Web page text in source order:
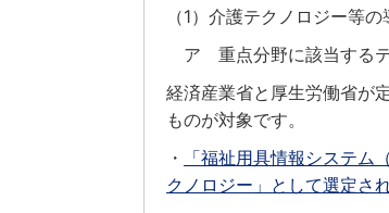
（1）介護テクノロジー等
ア 重点分野に該当する
経済産業省と厚生労働省が
ものが対象です。
・
「福祉用具情報システ
クノロジー」として選定さ